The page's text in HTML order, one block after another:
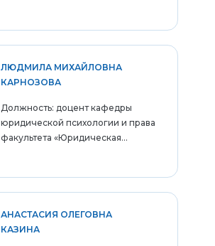
ЛЮДМИЛА МИХАЙЛОВНА
КАРНОЗОВА
Должность: доцент кафедры
юридической психологии и права
факультета «Юридическая...
АНАСТАСИЯ ОЛЕГОВНА
КАЗИНА